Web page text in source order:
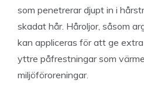
som penetrerar djupt in i
skadat hår. Håroljor, såsom
kan appliceras för att ge
yttre påfrestningar som
miljöföroreningar.